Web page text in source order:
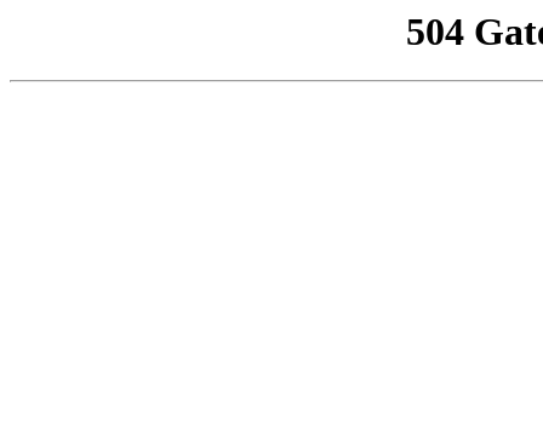
504